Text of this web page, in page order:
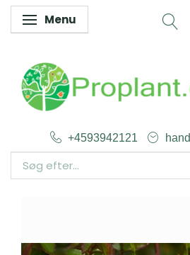
Skifte navigation
Menu
+4593942121